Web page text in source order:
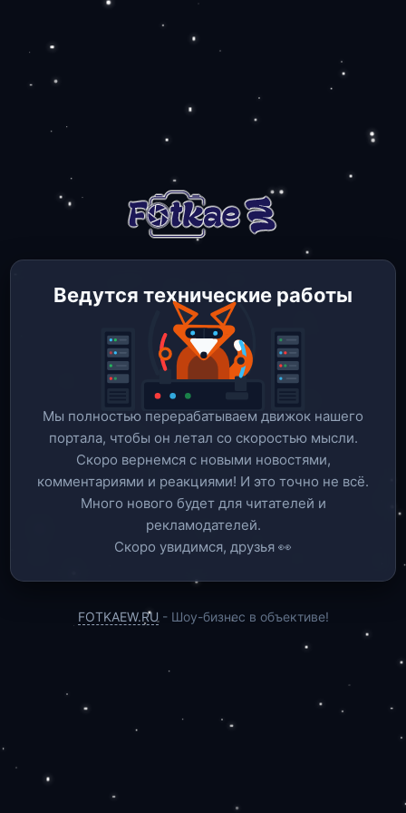
Ведутся технические работы
Мы полностью перерабатываем движок нашего
портала, чтобы он летал со скоростью мысли.
Скоро вернемся c новыми новостями,
комментариями и реакциями! И это точно не всё.
Много нового будет для читателей и
рекламодателей.
Скоро увидимся, друзья 👀
FOTKAEW.RU - Шоу-бизнес в объективе!